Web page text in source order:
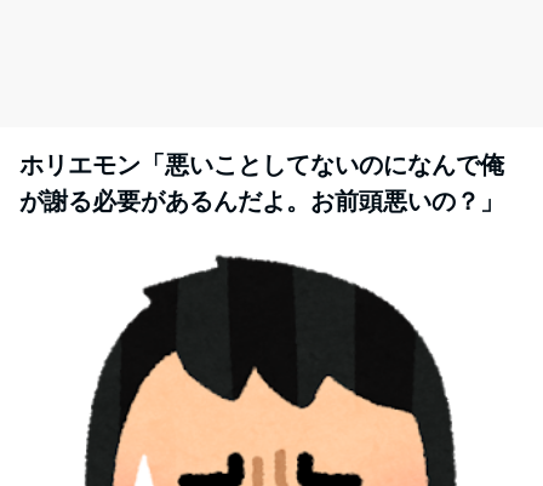
ホリエモン「悪いことしてないのになんで俺
が謝る必要があるんだよ。お前頭悪いの？」